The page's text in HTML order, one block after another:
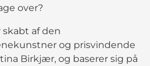
over?
skabt af den
og prisvindende
Birkjær, og baserer sig på